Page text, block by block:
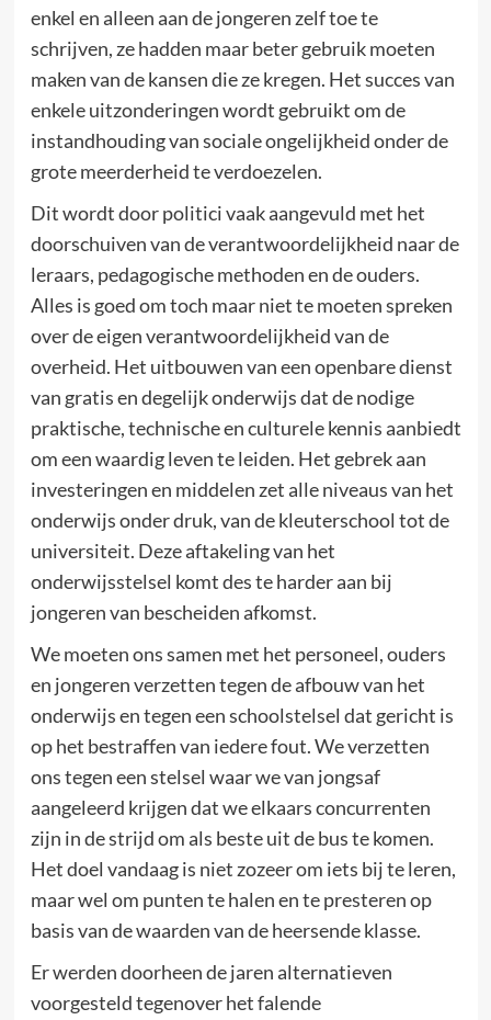
enkel en alleen aan de jongeren zelf toe te
schrijven, ze hadden maar beter gebruik moeten
maken van de kansen die ze kregen. Het succes van
enkele uitzonderingen wordt gebruikt om de
instandhouding van sociale ongelijkheid onder de
grote meerderheid te verdoezelen.
Dit wordt door politici vaak aangevuld met het
doorschuiven van de verantwoordelijkheid naar de
leraars, pedagogische methoden en de ouders.
Alles is goed om toch maar niet te moeten spreken
over de eigen verantwoordelijkheid van de
overheid. Het uitbouwen van een openbare dienst
van gratis en degelijk onderwijs dat de nodige
praktische, technische en culturele kennis aanbiedt
om een waardig leven te leiden. Het gebrek aan
investeringen en middelen zet alle niveaus van het
onderwijs onder druk, van de kleuterschool tot de
universiteit. Deze aftakeling van het
onderwijsstelsel komt des te harder aan bij
jongeren van bescheiden afkomst.
We moeten ons samen met het personeel, ouders
en jongeren verzetten tegen de afbouw van het
onderwijs en tegen een schoolstelsel dat gericht is
op het bestraffen van iedere fout. We verzetten
ons tegen een stelsel waar we van jongsaf
aangeleerd krijgen dat we elkaars concurrenten
zijn in de strijd om als beste uit de bus te komen.
Het doel vandaag is niet zozeer om iets bij te leren,
maar wel om punten te halen en te presteren op
basis van de waarden van de heersende klasse.
Er werden doorheen de jaren alternatieven
voorgesteld tegenover het falende